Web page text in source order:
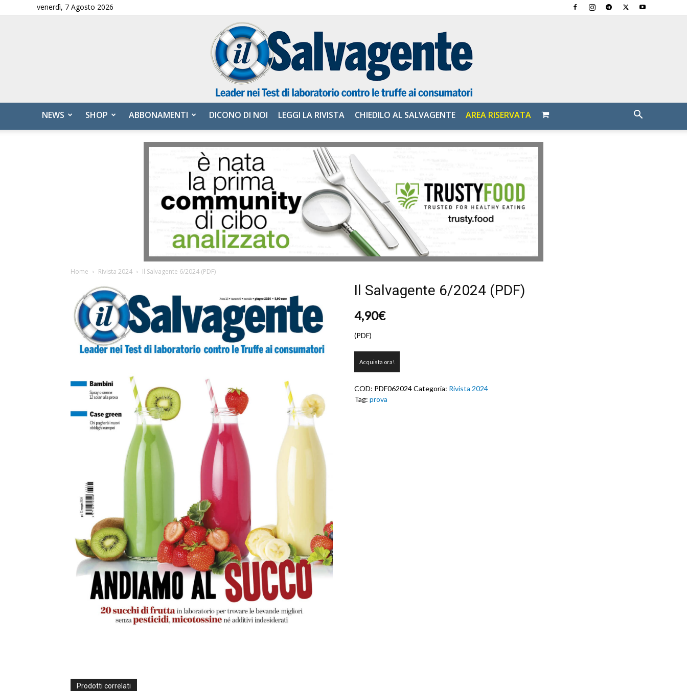
venerdì, 7 Agosto 2026
Salvagente
NEWS SHOP ABBONAMENTI DICONO DI NOI LEGGI LA RIVISTA CHIEDILO AL SALVAGENTE AREA RISERVATA
Home Rivista 2024 Il Salvagente 6/2024 (PDF)
Il Salvagente 6/2024 (PDF)
4,90€
(PDF)
Salvagente
(PDF)
quantità
Acquista ora!
COD: PDF062024Categoria: Rivista 2024
Tag:prova
Prodotti correlati